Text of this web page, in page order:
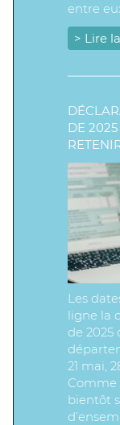
entre
> Lire
DE 2025
Les
ligne la
de 2025
21 mai,
Comme
bientôt